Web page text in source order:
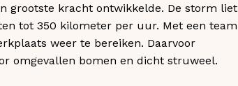
grootste kracht ontwikkelde. De storm liet
tot 350 kilometer per uur. Met een team
weer te bereiken. Daarvoor
omgevallen bomen en dicht struweel.